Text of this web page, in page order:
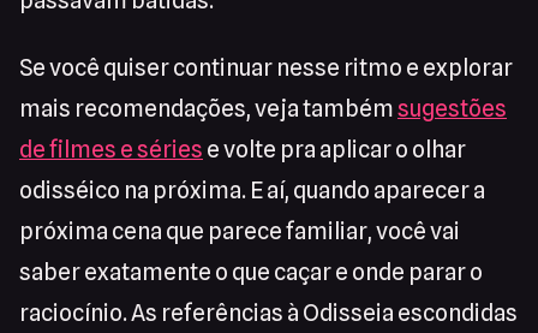
Se você quiser continuar nesse ritmo e explorar
mais recomendações, veja tambémsugestões
de filmes e séries e volte pra aplicar o olhar
odisséico na próxima. E aí, quando aparecer a
próxima cena que parece familiar, você vai
saber exatamente o que caçar e onde parar o
raciocínio. As referências à Odisseia escondidas